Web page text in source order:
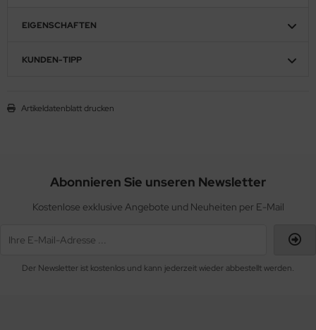
EIGENSCHAFTEN
KUNDEN-TIPP
Artikeldatenblatt drucken
Abonnieren Sie unseren Newsletter
Kostenlose exklusive Angebote und Neuheiten per E-Mail
Der Newsletter ist kostenlos und kann jederzeit wieder abbestellt werden.